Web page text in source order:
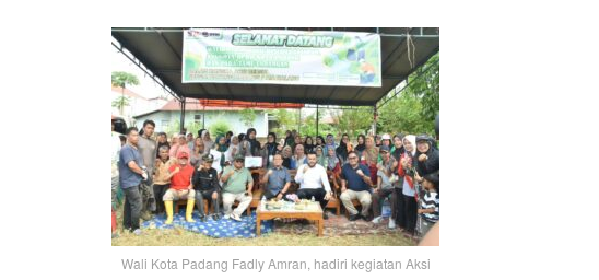
Wali Kota Padang Fadly Amran, hadiri kegiatan Aksi